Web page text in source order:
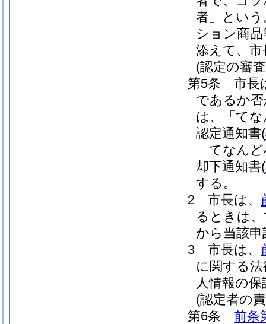
者」という
ション商
添えて、
(認定の審
第5条
市長
であるか
は、「て
認定通知書(
「てなん
却下通知書(
する。
2
市長は、
るときは
から当該
3
市長は、
に関する法
人情報の
(認定者の
第6条
前条